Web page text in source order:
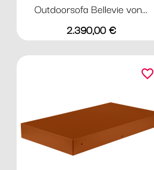
Outdoorsofa Bellevie von...
Preis
2.390,00 €
favorite_border